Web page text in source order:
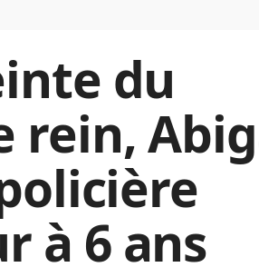
du
rein,
à 6 ans